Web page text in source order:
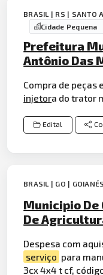
BRASIL | RS | SANTO
Cidade Pequena
Prefeitura
Antônio Das
Compra de peças e
injetora do trator
Edital
BRASIL | GO |
Municipio De
De
Despesa com
serviço para
3cx 4x4 t cf,